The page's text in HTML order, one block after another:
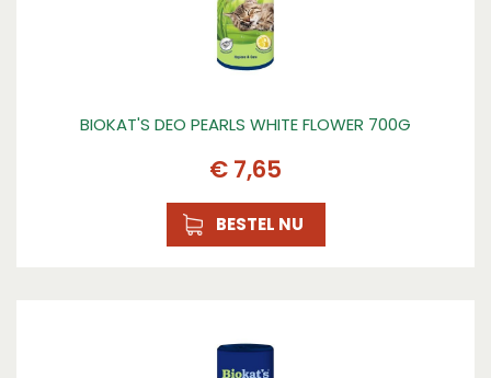
BIOKAT'S DEO PEARLS WHITE FLOWER 700G
€ 7,65
BESTEL NU